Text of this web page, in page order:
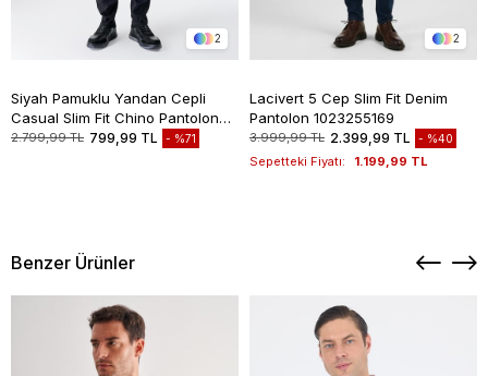
2
Siyah Pamuklu Yandan Cepli
Casual Slim Fit Chino Pantolon
1003235117
2.799,99 TL 799,99 TL %71
2
Lacivert 5 Cep Slim Fit Denim
Pantolon 1023255169
3.999,99 TL 2.399,99 TL %40
Sepetteki Fiyatı: 1.199,99 TL
Benzer Ürünler